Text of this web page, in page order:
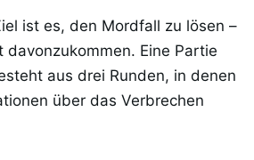
ist es, den Mordfall zu lösen –
Eine Partie
aus drei Runden, in denen
über das Verbrechen